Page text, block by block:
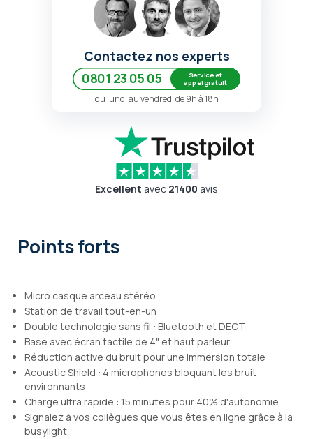
Contactez nos experts
0801 23 05 05
Service et
appel gratuit
du lundi au vendredi de 9h à 18h
Excellent avec 21400 avis
Points forts
Micro casque arceau stéréo
Station de travail tout-en-un
Double technologie sans fil : Bluetooth et DECT
Base avec écran tactile de 4" et haut parleur
Réduction active du bruit pour une immersion totale
Acoustic Shield : 4 microphones bloquant les bruit
environnants
Charge ultra rapide : 15 minutes pour 40% d'autonomie
Signalez à vos collègues que vous êtes en ligne grâce à la
busylight